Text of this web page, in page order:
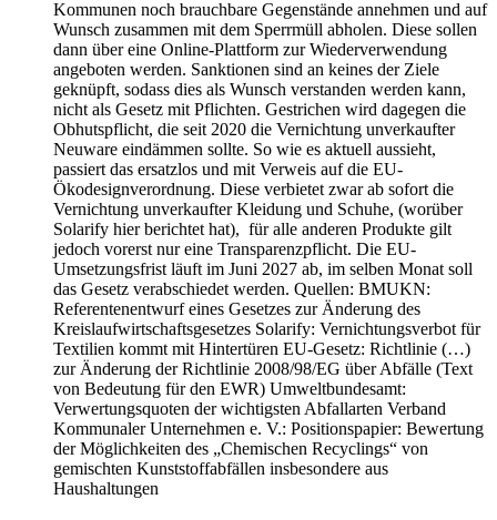
Kommunen noch brauchbare Gegenstände annehmen und auf
Wunsch zusammen mit dem Sperrmüll abholen. Diese sollen
dann über eine Online-Plattform zur Wiederverwendung
angeboten werden. Sanktionen sind an keines der Ziele
geknüpft, sodass dies als Wunsch verstanden werden kann,
nicht als Gesetz mit Pflichten. Gestrichen wird dagegen die
Obhutspflicht, die seit 2020 die Vernichtung unverkaufter
Neuware eindämmen sollte. So wie es aktuell aussieht,
passiert das ersatzlos und mit Verweis auf die EU-
Ökodesignverordnung. Diese verbietet zwar ab sofort die
Vernichtung unverkaufter Kleidung und Schuhe, (worüber
Solarify hier berichtet hat), für alle anderen Produkte gilt
jedoch vorerst nur eine Transparenzpflicht. Die EU-
Umsetzungsfrist läuft im Juni 2027 ab, im selben Monat soll
das Gesetz verabschiedet werden. Quellen: BMUKN:
Referentenentwurf eines Gesetzes zur Änderung des
Kreislaufwirtschaftsgesetzes Solarify: Vernichtungsverbot für
Textilien kommt mit Hintertüren EU-Gesetz: Richtlinie (…)
zur Änderung der Richtlinie 2008/98/EG über Abfälle (Text
von Bedeutung für den EWR) Umweltbundesamt:
Verwertungsquoten der wichtigsten Abfallarten Verband
Kommunaler Unternehmen e. V.: Positionspapier: Bewertung
der Möglichkeiten des „Chemischen Recyclings“ von
gemischten Kunststoffabfällen insbesondere aus
Haushaltungen